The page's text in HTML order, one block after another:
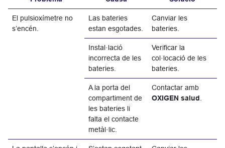
El pulsioxímetre no
s’encén.
Las bateries
estan esgotades.
Canviar les
bateries.
Instal·lació
incorrecta de les
bateries.
Verificar la
col·locació de les
bateries.
A la porta del
compartiment de
les bateries li
falta el contacte
metàl·lic.
Contactar amb
OXIGEN salud